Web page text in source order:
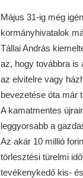
Május 31-ig még
kormányhivatalok
Tállai András
az, hogy továbbra is
az elvitelre vagy
bevezetése óta már
A kamatmentes
leggyorsabb a
Az akár 10 millió
törlesztési türelmi
tevékenykedő kis-